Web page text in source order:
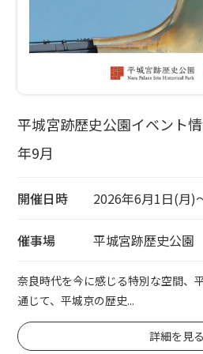
平城宮跡歴史公園イベント
年9月
開催日時 2026年6月1日(月)
催事場 平城宮跡歴史公園
奈良時代を今に感じる特別な空間、
通じて、平城京の歴史...
詳細を見る